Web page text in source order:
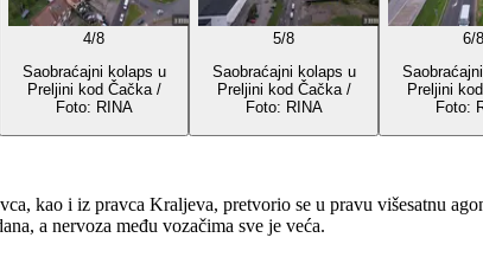
4/8
Saobraćajni kolaps u
Preljini kod Čačka /
Foto: RINA
5/8
Saobraćajni kolaps u
Preljini kod Čačka /
Foto: RINA
6/8
Preljini
Foto:
kao i iz pravca Kraljeva, pretvorio se u pravu višesatnu
a nervoza među vozačima sve je veća.